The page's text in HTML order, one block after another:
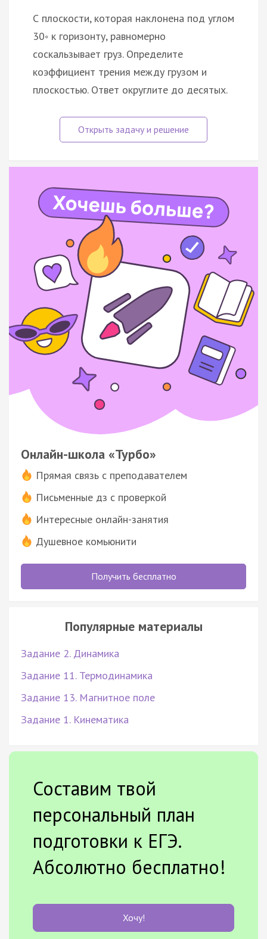
С плоскости, которая наклонена под углом
30◦ к горизонту, равномерно
соскальзывает груз. Определите
коэффициент трения между грузом и
плоскостью. Ответ округлите до десятых.
Онлайн-школа «Турбо»
Прямая связь с преподавателем
Письменные дз с проверкой
Интересные онлайн-занятия
Душевное комьюнити
Получить бесплатно
Популярные материалы
Задание 2. Динамика
Задание 11. Термодинамика
Задание 13. Магнитное поле
Задание 1. Кинематика
Составим твой
персональный план
подготовки к ЕГЭ.
Абсолютно бесплатно!
Хочу!